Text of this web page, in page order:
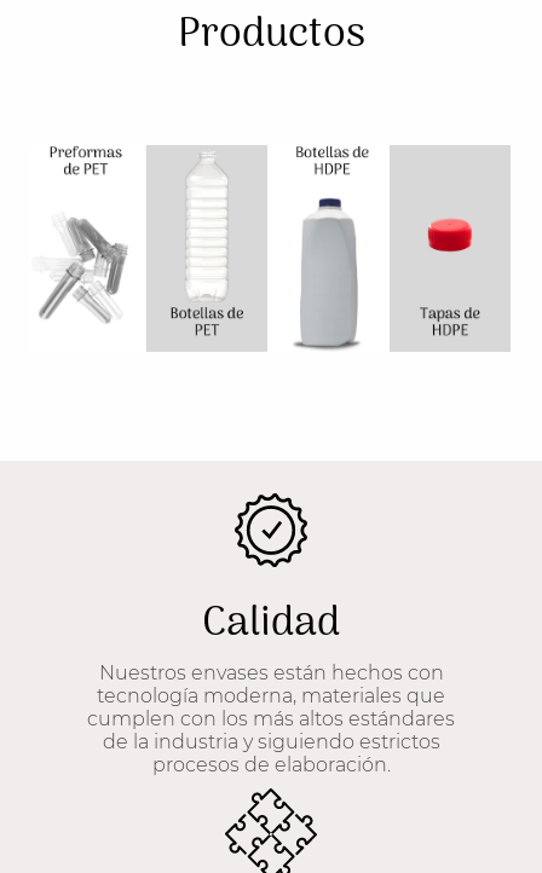
Productos
Calidad
Nuestros envases están hechos con
tecnología moderna, materiales que
cumplen con los más altos estándares
de la industria y siguiendo estrictos
procesos de elaboración.